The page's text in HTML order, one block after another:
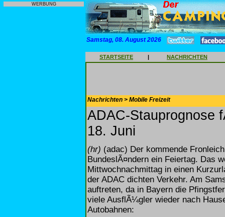
WERBUNG
Samstag, 08. August 2026
STARTSEITE | NACHRICHTEN
Nachrichten > Mobile Freizeit
ADAC-Stauprognose
18. Juni
(hr) (adac) Der kommende
BundeslÃ¤ndern ein Feiertag. Das
Mittwochnachmittag in einen
der ADAC dichten Verkehr. Am
auftreten, da in Bayern die
viele AusflÃ¼gler wieder nach
Autobahnen: